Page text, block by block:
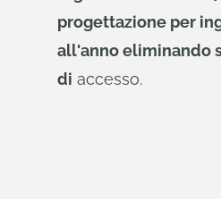
progettazione per
all'anno eliminando
di accesso.